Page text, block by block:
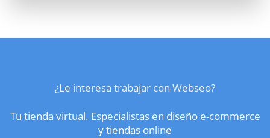
¿Le interesa trabajar con Webseo?
Tu tienda virtual. Especialistas en diseño e-commerce
y tiendas online